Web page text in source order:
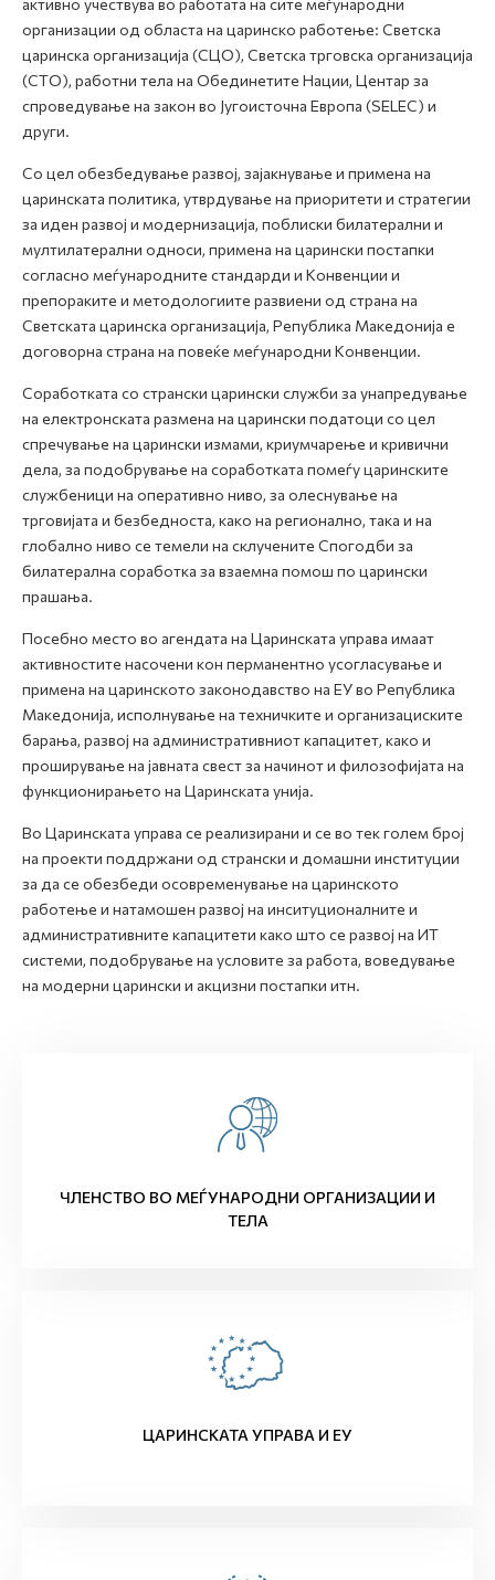
активно учествува во работата на сите меѓународни
организации од областа на царинско работење: Светска
царинска организација (СЦО), Светска трговска организација
(СТО), работни тела на Обединетите Нации, Центар за
спроведување на закон во Југоисточна Европа (SELEC) и
други.
Со цел обезбедување развој, зајакнување и примена на
царинската политика, утврдување на приоритети и стратегии
за иден развој и модернизација, поблиски билатерални и
мултилатерални односи, примена на царински постапки
согласно меѓународните стандарди и Конвенции и
препораките и методологиите развиени од страна на
Светската царинска организација, Република Македонија е
договорна страна на повеќе меѓународни Конвенции.
Соработката со странски царински служби за унапредување
на електронската размена на царински податоци со цел
спречување на царински измами, криумчарење и кривични
дела, за подобрување на соработката помеѓу царинските
службеници на оперативно ниво, за олеснување на
трговијата и безбедноста, како на регионално, така и на
глобално ниво се темели на склучените Спогодби за
билатерална соработка за взаемна помош по царински
прашања.
Посебно место во агендата на Царинската управа имаат
активностите насочени кон перманентно усогласување и
примена на царинското законодавство на ЕУ во Република
Македонија, исполнување на техничките и организациските
барања, развој на административниот капацитет, како и
проширување на јавната свест за начинот и филозофијата на
функционирањето на Царинската унија.
Во Царинската управа се реализирани и се во тек голем број
на проекти поддржани од странски и домашни институции
за да се обезбеди осовременување на царинското
работење и натамошен развој на инситуционалните и
административните капацитети како што се развој на ИТ
системи, подобрување на условите за работа, воведување
на модерни царински и акцизни постапки итн.
ЧЛЕНСТВО ВО МЕЃУНАРОДНИ ОРГАНИЗАЦИИ И
ТЕЛА
ЦАРИНСКАТА УПРАВА И ЕУ